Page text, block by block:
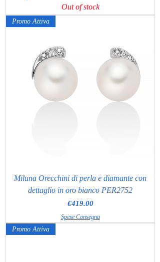
Out of stock
Promo Attiva
Miluna Orecchini di perla e diamante con
dettaglio in oro bianco PER2752
Price
€419.00
Spese Consegna
Promo Attiva